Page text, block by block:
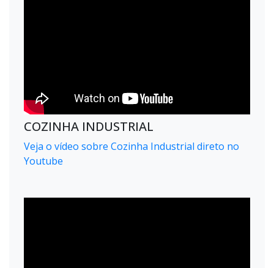
COZINHA INDUSTRIAL
Veja o vídeo sobre Cozinha Industrial direto no
Youtube